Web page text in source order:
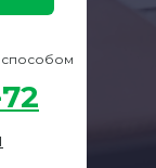
способом